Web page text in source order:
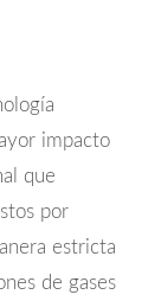
impacto
que
por
estricta
de gases